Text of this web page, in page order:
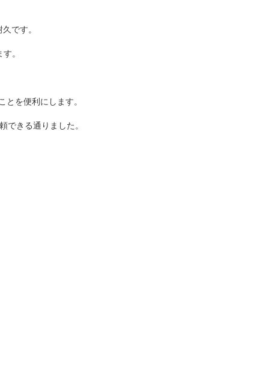
です。
。
を便利にします。
できる通りました。